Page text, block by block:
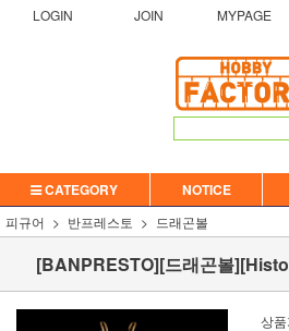
LOGIN JOIN MYPAGE
CATEGORY NOTICE
피규어 반프레스토 드래곤볼
[BANPRESTO][드래곤볼
상